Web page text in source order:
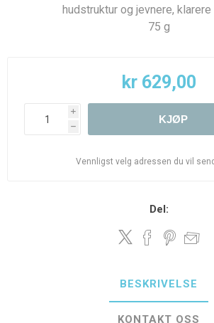
hudstruktur og jevnere, klarere
75 g
kr 629,00
i
h
KJØP
Vennligst velg adressen du vil
Del:
BESKRIVELSE
KONTAKT OSS